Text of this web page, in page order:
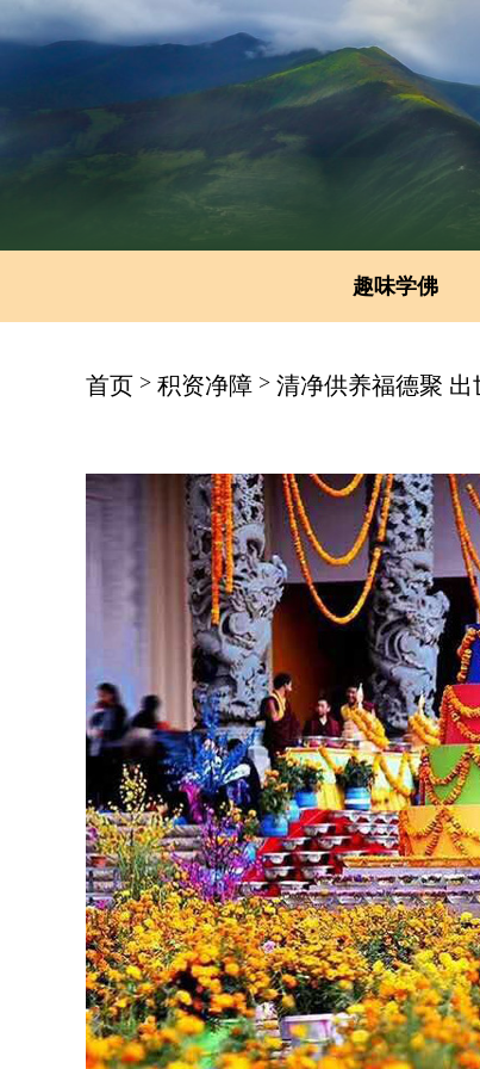
趣味学佛
首页 > 积资净障 > 清净供养福德聚